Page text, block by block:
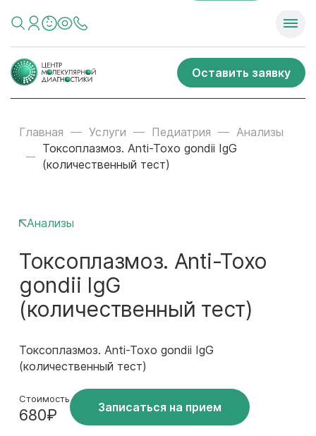
Оставить заявку
Главная Услуги Педиатрия
Анализы
Токсоплазмоз. Anti-Toxo gondii IgG
(количественный тест)
Анализы
Токсоплазмоз. Anti-Toxo
gondii IgG
(количественный тест)
Токсоплазмоз. Anti-Toxo gondii IgG
(количественный тест)
Стоимость
680₽ Записаться на прием